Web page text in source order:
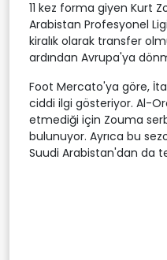
11 kez forma giyen Kurt
Arabistan Profesyonel
kiralık olarak transfer
ardından Avrupa'ya
Foot Mercato'ya göre,
ciddi ilgi gösteriyor. Al-
etmediği için Zouma
bulunuyor. Ayrıca bu
Suudi Arabistan'dan da